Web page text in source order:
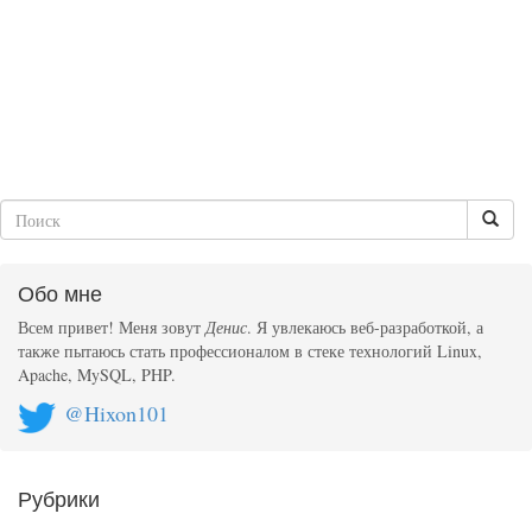
Обо мне
Всем привет! Меня зовутДенис. Я увлекаюсь веб-разработкой, а
также пытаюсь стать профессионалом в стеке технологий Linux,
Apache, MySQL, PHP.
@Hixon101
Рубрики